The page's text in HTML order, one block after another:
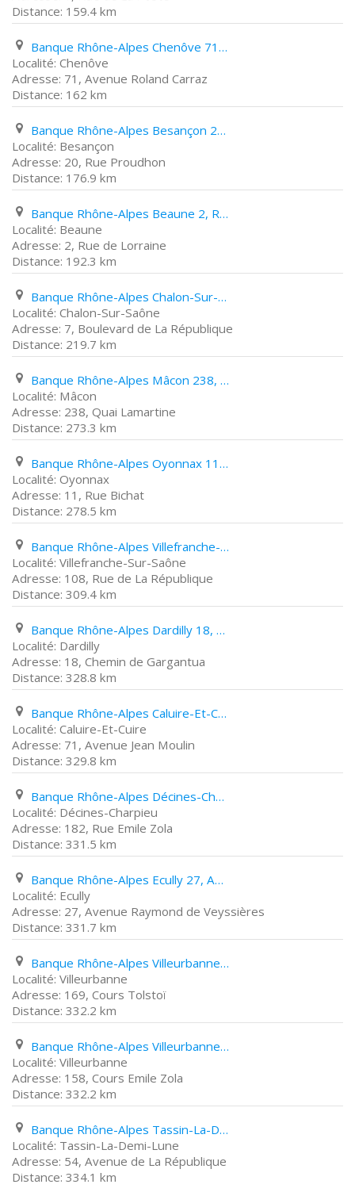
159.4 km
Banque Rhône-Alpes Chenôve 71, Avenue Roland Carraz
Chenôve
71, Avenue Roland Carraz
162 km
Banque Rhône-Alpes Besançon 20, Rue Proudhon
Besançon
20, Rue Proudhon
176.9 km
Banque Rhône-Alpes Beaune 2, Rue de Lorraine
Beaune
2, Rue de Lorraine
192.3 km
Banque Rhône-Alpes Chalon-Sur-Saône 7, Boulevard de La République
Chalon-Sur-Saône
7, Boulevard de La République
219.7 km
Banque Rhône-Alpes Mâcon 238, Quai Lamartine
Mâcon
238, Quai Lamartine
273.3 km
Banque Rhône-Alpes Oyonnax 11, Rue Bichat
Oyonnax
11, Rue Bichat
278.5 km
Banque Rhône-Alpes Villefranche-Sur-Saône 108, Rue de La République
Villefranche-Sur-Saône
108, Rue de La République
309.4 km
Banque Rhône-Alpes Dardilly 18, Chemin de Gargantua
Dardilly
18, Chemin de Gargantua
328.8 km
Banque Rhône-Alpes Caluire-Et-Cuire 71, Avenue Jean Moulin
Caluire-Et-Cuire
71, Avenue Jean Moulin
329.8 km
Banque Rhône-Alpes Décines-Charpieu 182, Rue Emile Zola
Décines-Charpieu
182, Rue Emile Zola
331.5 km
Banque Rhône-Alpes Ecully 27, Avenue Raymond de Veyssières
Ecully
27, Avenue Raymond de Veyssières
331.7 km
Banque Rhône-Alpes Villeurbanne 169, Cours Tolstoï
Villeurbanne
169, Cours Tolstoï
332.2 km
Banque Rhône-Alpes Villeurbanne 158, Cours Emile Zola
Villeurbanne
158, Cours Emile Zola
332.2 km
Banque Rhône-Alpes Tassin-La-Demi-Lune 54, Avenue de La République
Tassin-La-Demi-Lune
54, Avenue de La République
334.1 km